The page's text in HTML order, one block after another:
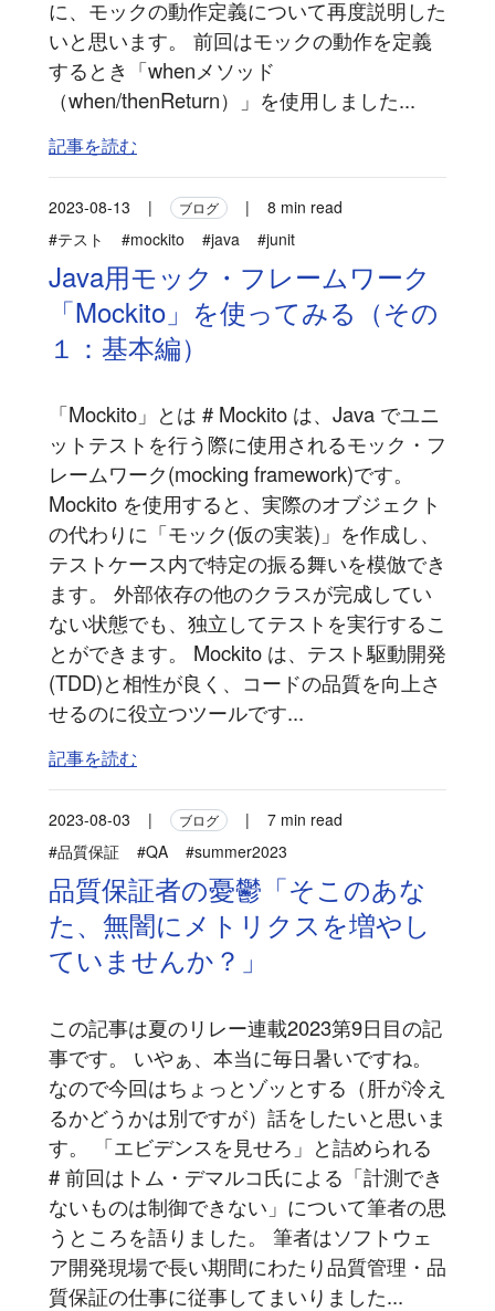
に、モックの動作定義について再度説明した
いと思います。 前回はモックの動作を定義
するとき「whenメソッド
（when/thenReturn）」を使用しました...
記事を読む
2023-08-13 | ブログ |
8 min read
#テスト
#mockito #java #junit
Java用モック・フレームワーク
「Mockito」を使ってみる（その
１：基本編）
「Mockito」とは # Mockito は、Java でユニ
ットテストを行う際に使用されるモック・フ
レームワーク(mocking framework)です。
Mockito を使用すると、実際のオブジェクト
の代わりに「モック(仮の実装)」を作成し、
テストケース内で特定の振る舞いを模倣でき
ます。 外部依存の他のクラスが完成してい
ない状態でも、独立してテストを実行するこ
とができます。 Mockito は、テスト駆動開発
(TDD)と相性が良く、コードの品質を向上さ
せるのに役立つツールです...
記事を読む
2023-08-03 | ブログ |
7 min read
#品質保証
#QA #summer2023
品質保証者の憂鬱「そこのあな
た、無闇にメトリクスを増やし
ていませんか？」
この記事は夏のリレー連載2023第9日目の記
事です。 いやぁ、本当に毎日暑いですね。
なので今回はちょっとゾッとする（肝が冷え
るかどうかは別ですが）話をしたいと思いま
す。 「エビデンスを見せろ」と詰められる
# 前回はトム・デマルコ氏による「計測でき
ないものは制御できない」について筆者の思
うところを語りました。 筆者はソフトウェ
ア開発現場で長い期間にわたり品質管理・品
質保証の仕事に従事してまいりました...